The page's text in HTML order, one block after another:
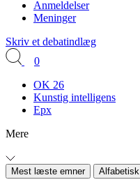
Anmeldelser
Meninger
Skriv et debatindlæg
0
OK 26
Kunstig intelligens
Epx
Mere
Mest læste emner Alfabetisk